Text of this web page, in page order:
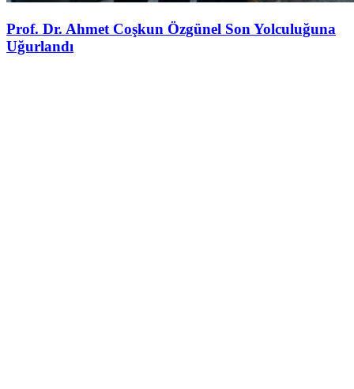
Prof. Dr. Ahmet Coşkun Özgünel Son Yolculuğuna
Uğurlandı